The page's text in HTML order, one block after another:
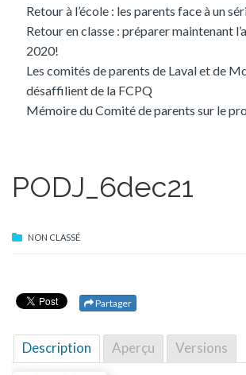
Retour à l’école : les parents face à un
Retour en classe : préparer maintenant
2020!
Les comités de parents de Laval et de
désaffilient de la FCPQ
Mémoire du Comité de parents sur le
PODJ_6dec21
NON CLASSÉ
Partager
Description Aperçu Versions